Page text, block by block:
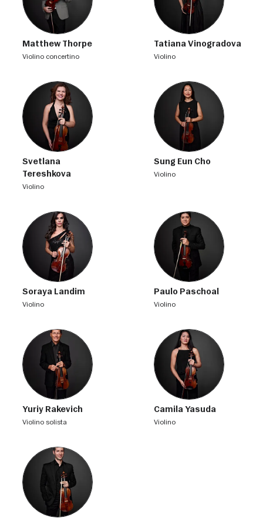
Matthew Thorpe
violino concertino
Tatiana Vinogradova
violino
Svetlana
Tereshkova
violino
Sung Eun Cho
violino
Soraya Landim
violino
Paulo Paschoal
violino
Yuriy Rakevich
violino solista
Camila Yasuda
violino